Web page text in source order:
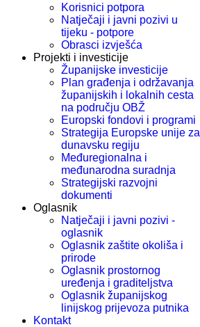
Korisnici potpora
Natječaji i javni pozivi u
tijeku - potpore
Obrasci izvješća
Projekti i investicije
Županijske investicije
Plan građenja i održavanja
županijskih i lokalnih cesta
na području OBŽ
Europski fondovi i programi
Strategija Europske unije za
dunavsku regiju
Međuregionalna i
međunarodna suradnja
Strategijski razvojni
dokumenti
Oglasnik
Natječaji i javni pozivi -
oglasnik
Oglasnik zaštite okoliša i
prirode
Oglasnik prostornog
uređenja i graditeljstva
Oglasnik županijskog
linijskog prijevoza putnika
Kontakt